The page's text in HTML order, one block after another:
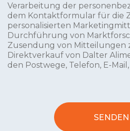
Verarbeitung der
dem Kontaktformular für die
personalisierten
Durchführung von
Zusendung von Mitteilungen
Direktverkauf von Dalter
den Postwege, Telefon, E-Mail,